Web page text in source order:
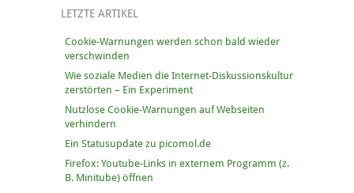
LETZTE ARTIKEL
Cookie-Warnungen werden schon bald wieder
verschwinden
Wie soziale Medien die Internet-Diskussionskultur
zerstörten – Ein Experiment
Nutzlose Cookie-Warnungen auf Webseiten
verhindern
Ein Statusupdate zu picomol.de
Firefox: Youtube-Links in externem Programm (z.
B. Minitube) öffnen